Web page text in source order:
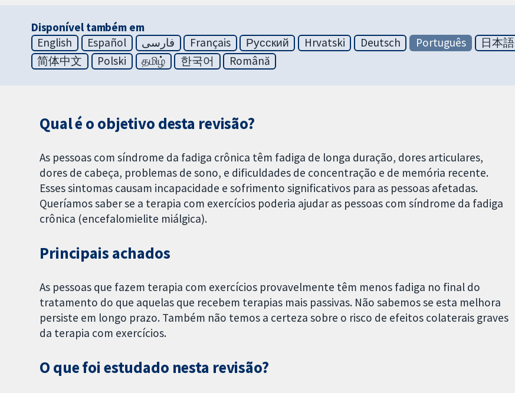
Disponível também em
English
Español فارسی Français Русский Hrvatski Deutsch Português 日本語
简体中文
Polski தமிழ் 한국어 Română
Qual é o objetivo desta revisão?
As pessoas com síndrome da fadiga crônica têm fadiga de longa duração, dores articulares,
dores de cabeça, problemas de sono, e dificuldades de concentração e de memória recente.
Esses sintomas causam incapacidade e sofrimento significativos para as pessoas afetadas.
Queríamos saber se a terapia com exercícios poderia ajudar as pessoas com síndrome da fadiga
crônica (encefalomielite miálgica).
Principais achados
As pessoas que fazem terapia com exercícios provavelmente têm menos fadiga no final do
tratamento do que aquelas que recebem terapias mais passivas. Não sabemos se esta melhora
persiste em longo prazo. Também não temos a certeza sobre o risco de efeitos colaterais graves
da terapia com exercícios.
O que foi estudado nesta revisão?